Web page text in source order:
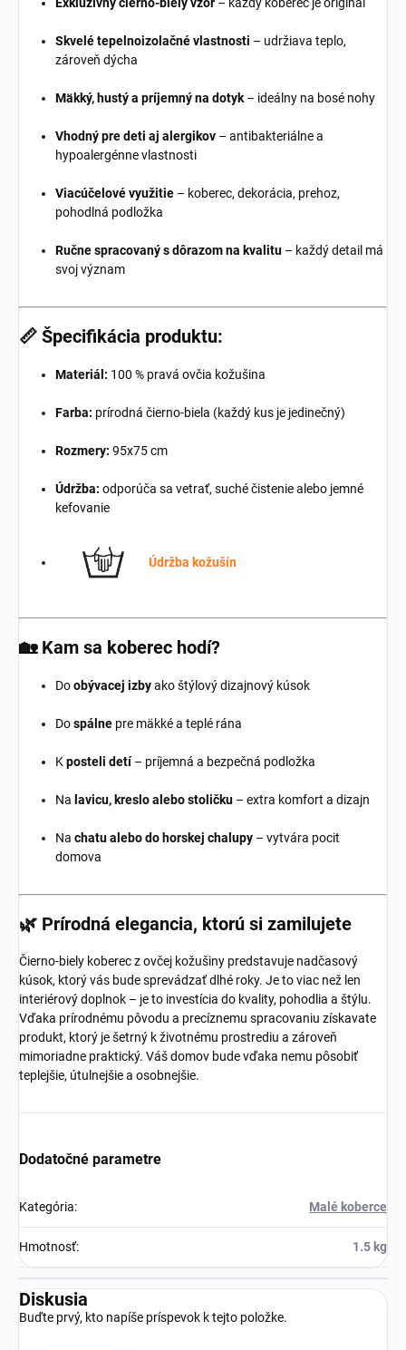
Exkluzívny čierno-biely vzor – každý koberec je originál
Skvelé tepelnoizolačné vlastnosti – udržiava teplo,
zároveň dýcha
Mäkký, hustý a príjemný na dotyk– ideálny na bosé nohy
Vhodný pre deti aj alergikov – antibakteriálne a
hypoalergénne vlastnosti
Viacúčelové využitie – koberec, dekorácia, prehoz,
pohodlná podložka
Ručne spracovaný s dôrazom na kvalitu – každý detail má
svoj význam
📏 Špecifikácia produktu:
Materiál: 100 % pravá ovčia kožušina
Farba: prírodná čierno-biela (každý kus je jedinečný)
Rozmery: 95x75 cm
Údržba: odporúča sa vetrať, suché čistenie alebo jemné
kefovanie
Údržba kožušín
🏡 Kam sa koberec hodí?
Doobývacej izbyako štýlový dizajnový kúsok
Dospálne pre mäkké a teplé rána
Kposteli detí– príjemná a bezpečná podložka
Na lavicu, kreslo alebo stoličku – extra komfort a dizajn
Na chatu alebo do horskej chalupy – vytvára pocit
domova
🌿 Prírodná elegancia, ktorú si zamilujete
Čierno-biely koberec z ovčej kožušiny predstavuje nadčasový
kúsok, ktorý vás bude sprevádzať dlhé roky. Je to viac než len
interiérový doplnok – je to investícia do kvality, pohodlia a štýlu.
Vďaka prírodnému pôvodu a precíznemu spracovaniu získavate
produkt, ktorý je šetrný k životnému prostrediu a zároveň
mimoriadne praktický. Váš domov bude vďaka nemu pôsobiť
teplejšie, útulnejšie a osobnejšie.
Dodatočné parametre
Kategória: Malé koberce
Hmotnosť: 1.5 kg
Diskusia
Buďte prvý, kto napíše príspevok k tejto položke.